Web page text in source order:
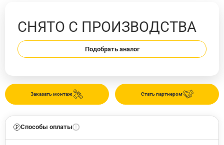
Стать партнером
Заказать монтаж
СНЯТО С ПРОИЗВОДСТВА
Подобрать аналог
Способы оплаты